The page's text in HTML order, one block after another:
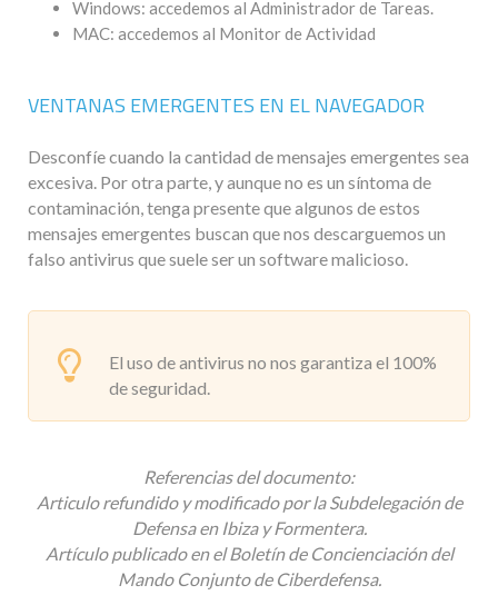
Windows: accedemos al Administrador de Tareas.
MAC: accedemos al Monitor de Actividad
VENTANAS EMERGENTES EN EL NAVEGADOR
Desconfíe cuando la cantidad de mensajes emergentes sea
excesiva. Por otra parte, y aunque no es un síntoma de
contaminación, tenga presente que algunos de estos
mensajes emergentes buscan que nos descarguemos un
falso antivirus que suele ser un software malicioso.
El uso de antivirus no nos garantiza el 100%
de seguridad.
Referencias del documento:
Articulo refundido y modificado por la Subdelegación de
Defensa en Ibiza y Formentera.
Artículo publicado en el Boletín de Concienciación del
Mando Conjunto de Ciberdefensa.